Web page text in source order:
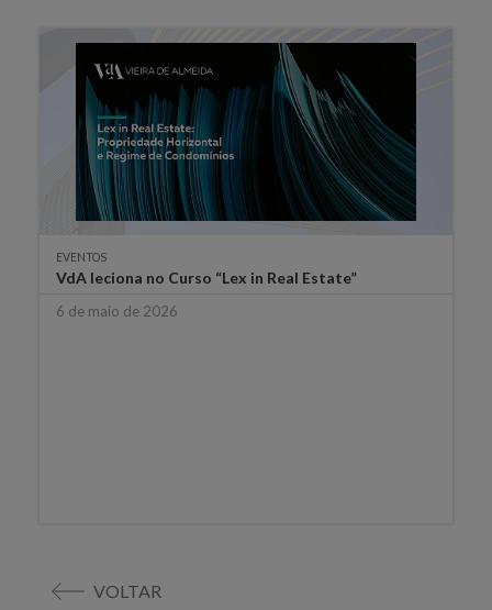
EVENTOS
VdA leciona no Curso “Lex in Real Estate”
6 de maio de 2026
VOLTAR